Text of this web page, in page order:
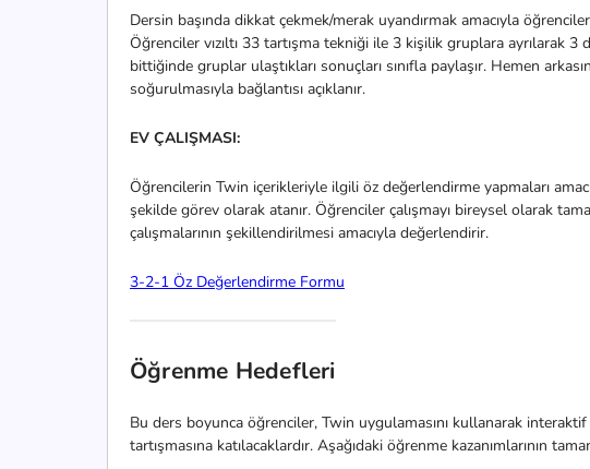
Dersin başında dikkat çekmek/merak uyandırmak amacıyla
Öğrenciler vızıltı 33 tartışma tekniği ile 3 kişilik gruplara ayrılarak
bittiğinde gruplar ulaştıkları sonuçları sınıfla paylaşır. Hemen
soğurulmasıyla bağlantısı açıklanır.
EV ÇALIŞMASI:
Öğrencilerin Twin içerikleriyle ilgili öz değerlendirme yapmaları
şekilde görev olarak atanır. Öğrenciler çalışmayı bireysel olarak
çalışmalarının şekillendirilmesi amacıyla değerlendirir.
3-2-1 Öz Değerlendirme Formu
Öğrenme Hedefleri
Bu ders boyunca öğrenciler, Twin uygulamasını kullanarak
tartışmasına katılacaklardır. Aşağıdaki öğrenme kazanımlarının